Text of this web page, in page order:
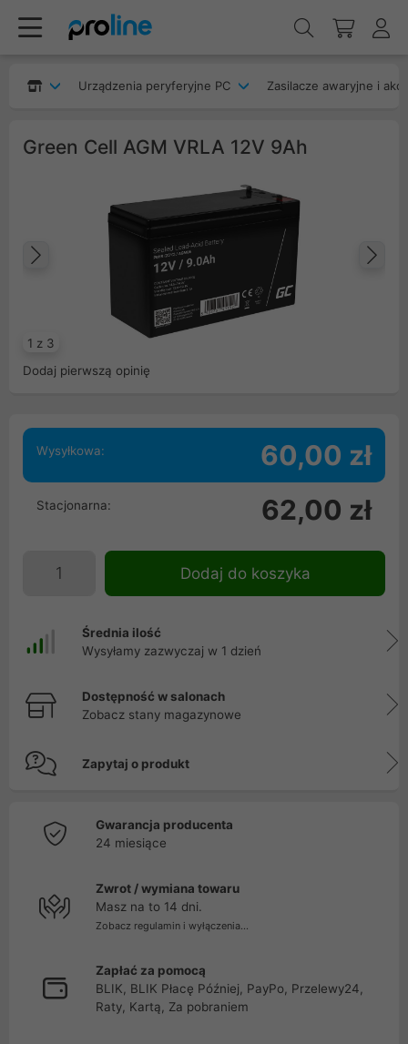
Urządzenia peryferyjne PC Zasilacze awaryjne i
Green Cell AGM VRLA 12V 9Ah
1 z 3
Poprzedni
Dodaj pierwszą opinię
Wysyłkowa: 60,00 zł
Stacjonarna: 62,00 zł
Dodaj do koszyka
Średnia ilość
Wysyłamy zazwyczaj w 1 dzień
Dostępność w salonach
Zobacz stany magazynowe
Zapytaj o produkt
Gwarancja producenta
24 miesiące
Zwrot / wymiana towaru
Masz na to 14 dni.
Zobacz regulamin i wyłączenia...
Zapłać za pomocą
BLIK, BLIK Płacę Później, PayPo, Przelewy24,
Raty, Kartą, Za pobraniem